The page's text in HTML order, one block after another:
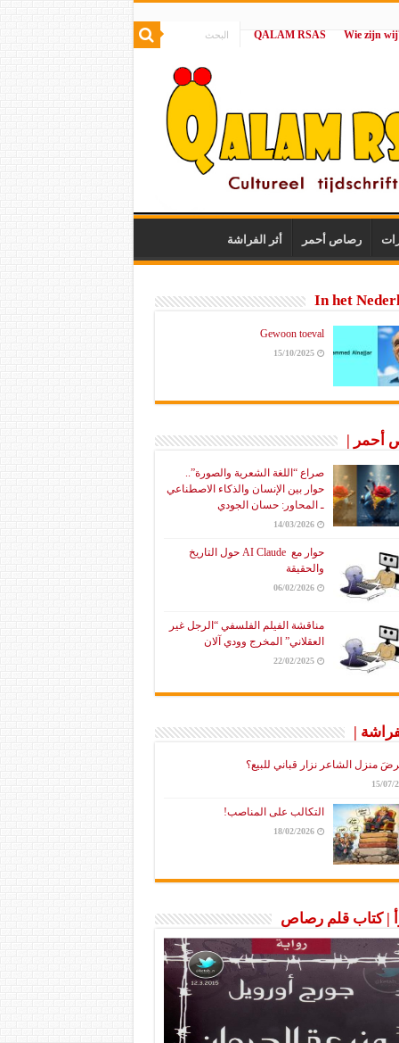
|
QALAM RSAS
رصاص أحمر أثر الفراشة
In het
Gewoon toeval
15/10/2025
أحمر |
صراع “اللغة الشعرية والصورة”..
حوار بين الإنسان والذكاء الاصطناعي
ـ المحاور: حسان الجودي
14/03/2026
حوار مع AI Claude حول التاريخ
والحقيقة
06/02/2026
مناقشة الفيلم الفلسفي “الرجل غير
العقلاني” المخرج وودي آلان
22/02/2025
|
منزل الشاعر نزار قباني للبيع؟
15/07/
التكالب على المناصب!
18/02/2026
| كتاب قلم رصاص